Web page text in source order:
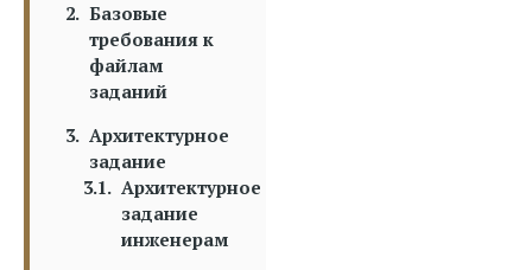
Базовые
требования к
файлам
заданий
Архитектурное
задание
Архитектурное
задание
инженерам